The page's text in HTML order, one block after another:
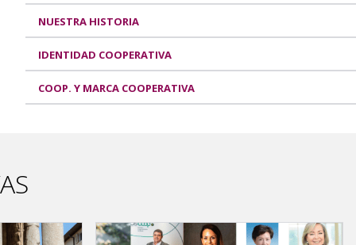
NUESTRA HISTORIA
IDENTIDAD COOPERATIVA
COOP. Y MARCA COOPERATIVA